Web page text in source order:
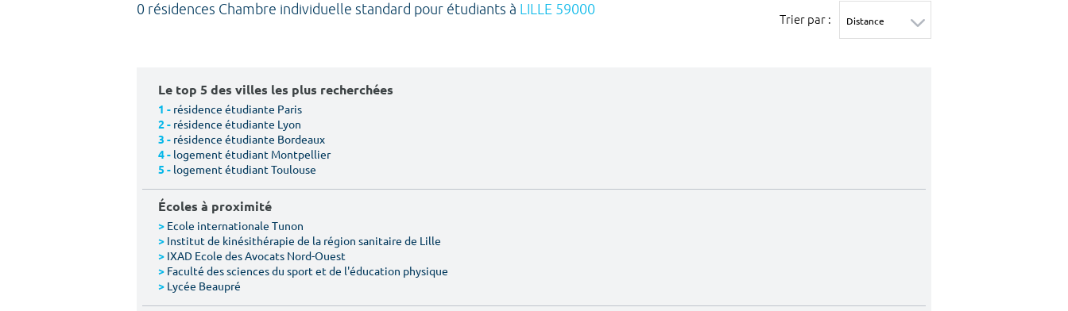
0 résidences Chambre individuelle standard pour étudiants à LILLE 59000
Trier par :
Le top 5 des villes les plus recherchées
1 - résidence étudiante Paris
2 - résidence étudiante Lyon
3 - résidence étudiante Bordeaux
4 - logement étudiant Montpellier
5 - logement étudiant Toulouse
Écoles à proximité
> Ecole internationale Tunon
> Institut de kinésithérapie de la région sanitaire de Lille
> IXAD Ecole des Avocats Nord-Ouest
> Faculté des sciences du sport et de l'éducation physique
> Lycée Beaupré